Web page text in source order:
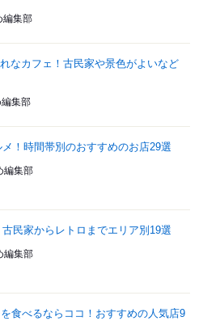
編集部
なカフェ！古民家や景色がよいなど
集部
！時間帯別のおすすめのお店29選
編集部
民家からレトロまでエリア別19選
編集部
食べるならココ！おすすめの人気店9